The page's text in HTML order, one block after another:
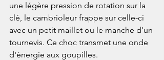
une légère pression de rotation sur la
clé, le cambrioleur frappe sur celle-ci
avec un petit maillet ou le manche d'un
tournevis. Ce choc transmet une onde
d'énergie aux goupilles.